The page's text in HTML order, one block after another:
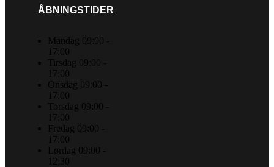
ÅBNINGSTIDER
Mandag 09:00 -
17:00
Tirsdag 09:00 -
17:00
Onsdag 09:00 -
17:00
Torsdag 09:00 -
17:00
Fredag 09:00 -
17:00
Lørdag 09:00 -
12:30